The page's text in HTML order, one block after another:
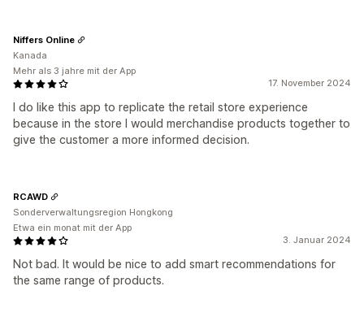
17. November 2024
I do like this app to replicate the retail store experience
because in the store I would merchandise products together to
give the customer a more informed decision.
Niffers Online
Kanada
Mehr als 3 jahre mit der App
3. Januar 2024
Not bad. It would be nice to add smart recommendations for
the same range of products.
RCAWD
Sonderverwaltungsregion Hongkong
Etwa ein monat mit der App